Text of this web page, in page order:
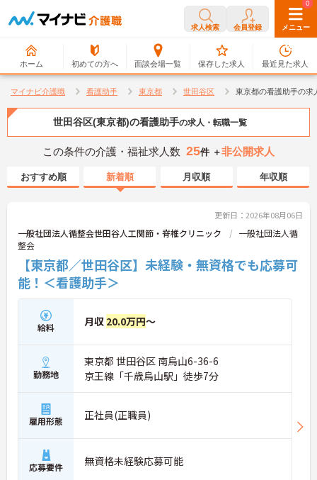
求人検索 会員登録 メニュー
ホーム 初めての方へ 面談会場一覧
0
保存した求人
0
最近見た求人
マイナビ介護職 看護助手 東京都 世田谷区 東京都の看護助手の求
世田谷区(東京都)の看護助手の求人・転職一覧
この条件の介護・福祉求人数 25件 ＋非公開求人
おすすめ順 新着順 月収順 年収順
更新日：2026年08月06日
一般社団法人循整会世田谷人工関節・脊椎クリニック
一般社団法人循
整会
【東京都／世田谷区】未経験・無資格でも応募可
能！＜看護助手＞
給料 月収 20.0万円～
勤務地
東京都 世田谷区 南烏山6-36-6
京王線「千歳烏山駅」徒歩7分
雇用形態 正社員(正職員)
応募要件 無資格未経験応募可能